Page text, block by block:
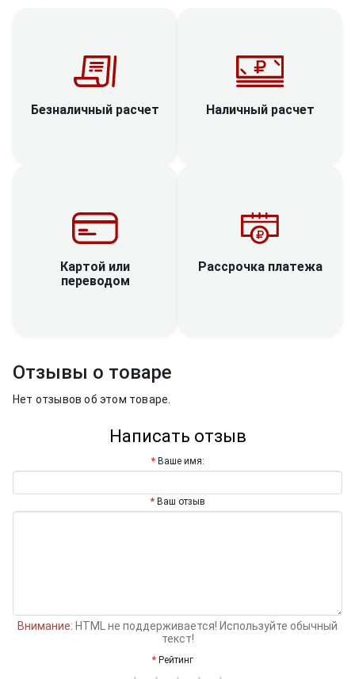
Безналичный расчет Наличный расчет
Картой или
переводом
Рассрочка платежа
Отзывы о товаре
Нет отзывов об этом товаре.
Написать отзыв
Ваше имя:
Ваш отзыв
Внимание: HTML не поддерживается! Используйте обычный
текст!
Рейтинг